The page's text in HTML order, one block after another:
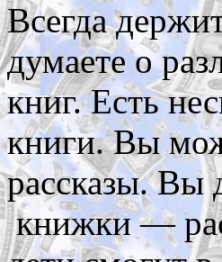
Всегда
думаете о
книг. Есть
книги. Вы
рассказы. Вы
книжки —